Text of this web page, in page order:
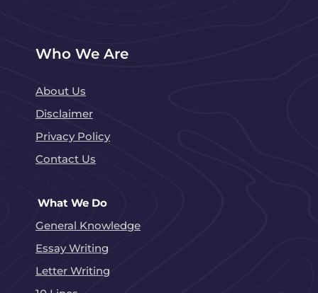
Who We Are
About Us
Disclaimer
Privacy Policy
Contact Us
What We Do
General Knowledge
Essay Writing
Letter Writing